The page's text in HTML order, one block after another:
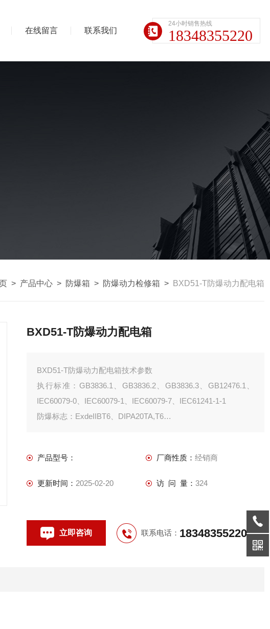
在线留言 联系我们
24小时销售热线
18348355220
> 产品中心 > 防爆箱 > 防爆动力检修箱 > BXD51-T防爆动力配电箱
BXD51-T防爆动力配电箱
BXD51-T防爆动力配电箱技术参数
执行标准：GB3836.1、GB3836.2、GB3836.3、GB12476.1、
IEC60079-0、IEC60079-1、IEC60079-7、IEC61241-1-1
防爆标志：ExdeIIBT6、DIPA20TA,T6
支路数：4、6、8、10、12
支路额定电流：1A、3A、5A、
产品型号： 厂商性质： 经销商
更新时间： 2025-02-20 访 问 量： 324
立即咨询 联系电话： 18348355220